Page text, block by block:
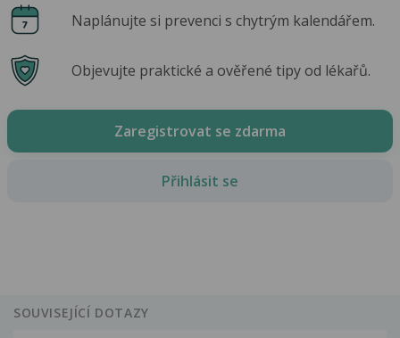
Naplánujte si prevenci s chytrým kalendářem.
Objevujte praktické a ověřené tipy od lékařů.
Zaregistrovat se zdarma
Přihlásit se
SOUVISEJÍCÍ DOTAZY